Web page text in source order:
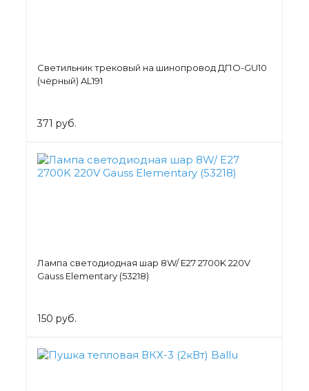
Светильник трековый на шинопровод ДПО-GU10
(чёрный) AL191
371 руб.
Лампа светодиодная шар 8W/ E27 2700K 220V
Gauss Elementary (53218)
150 руб.